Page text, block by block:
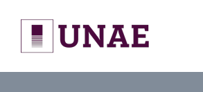
content